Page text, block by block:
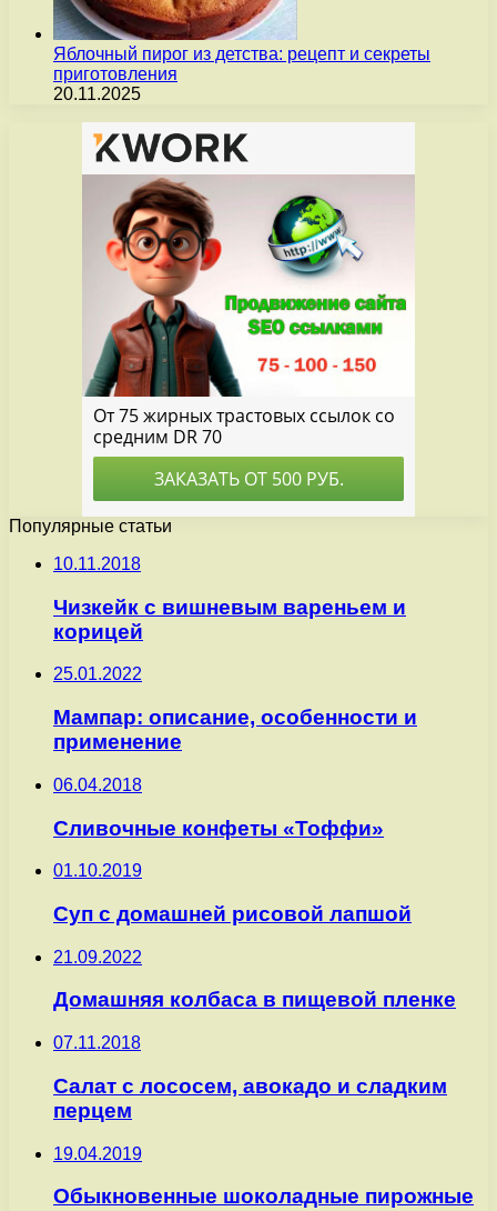
Яблочный пирог из детства: рецепт и секреты
приготовления
20.11.2025
Популярные статьи
10.11.2018
Чизкейк с вишневым вареньем и
корицей
25.01.2022
Мампар: описание, особенности и
применение
06.04.2018
Сливочные конфеты «Тоффи»
01.10.2019
Суп с домашней рисовой лапшой
21.09.2022
Домашняя колбаса в пищевой пленке
07.11.2018
Салат с лососем, авокадо и сладким
перцем
19.04.2019
Обыкновенные шоколадные пирожные